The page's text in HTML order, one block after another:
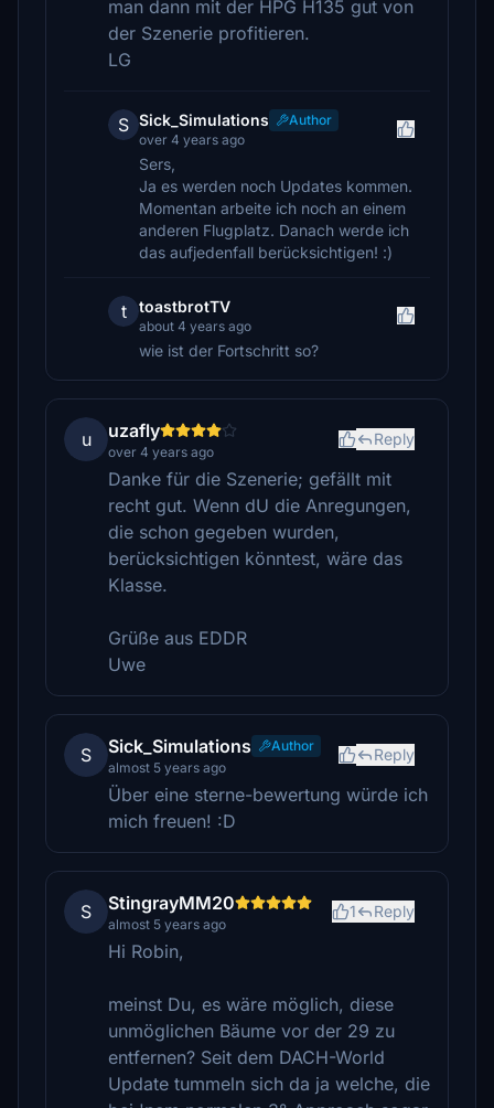
man dann mit der HPG H135 gut von
der Szenerie profitieren.
LG
S Sick_Simulations
Author
over 4 years ago
Sers,
Ja es werden noch Updates kommen.
Momentan arbeite ich noch an einem
anderen Flugplatz. Danach werde ich
das aufjedenfall berücksichtigen! :)
t toastbrotTV
about 4 years ago
wie ist der Fortschritt so?
u uzafly
over 4 years ago
Reply
Danke für die Szenerie; gefällt mit
recht gut. Wenn dU die Anregungen,
die schon gegeben wurden,
berücksichtigen könntest, wäre das
Klasse.
Grüße aus EDDR
Uwe
S Sick_Simulations
Author
almost 5 years ago
Reply
Über eine sterne-bewertung würde ich
mich freuen! :D
S StingrayMM20
almost 5 years ago
1 Reply
Hi Robin,
meinst Du, es wäre möglich, diese
unmöglichen Bäume vor der 29 zu
entfernen? Seit dem DACH-World
Update tummeln sich da ja welche, die